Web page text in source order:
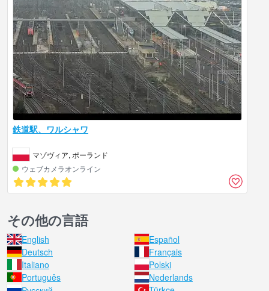
鉄道駅、ワルシャワ
マゾヴィア, ポーランド
ウェブカメラオンライン
その他の言語
English
Español
Deutsch
Français
Italiano
Polski
Português
Nederlands